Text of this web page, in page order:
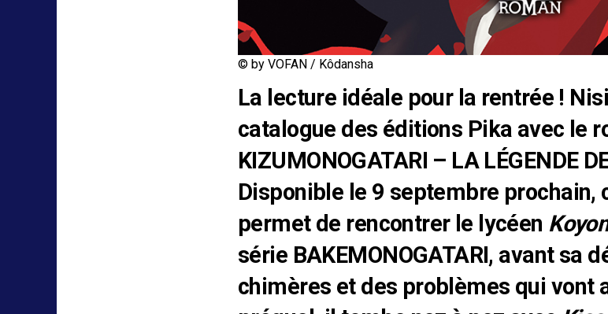
© by VOFAN / Kôdansha
La lecture idéale pour la rentrée !
catalogue des éditions Pika avec le
KIZUMONOGATARI – LA LÉGENDE
Disponible le 9 septembre prochain,
permet de rencontrer le lycéen
série BAKEMONOGATARI, avant sa
chimères et des problèmes qui vont